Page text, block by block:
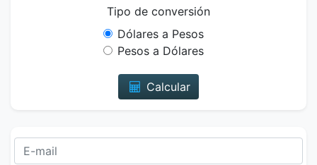
Tipo de conversión
Dólares a Pesos
Pesos a Dólares
Calcular